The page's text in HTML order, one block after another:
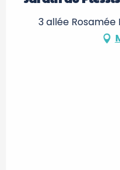
3 allée Rosamée